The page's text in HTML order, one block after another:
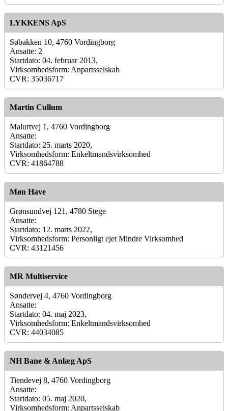
LYKKENS ApS
Søbakken 10, 4760 Vordingborg
Ansatte: 2
Startdato: 04. februar 2013,
Virksomhedsform: Anpartsselskab
CVR: 35036717
Martin Cullum
Malurtvej 1, 4760 Vordingborg
Ansatte:
Startdato: 25. marts 2020,
Virksomhedsform: Enkeltmandsvirksomhed
CVR: 41864788
Møn Have
Grønsundvej 121, 4780 Stege
Ansatte:
Startdato: 12. marts 2022,
Virksomhedsform: Personligt ejet Mindre Virksomhed
CVR: 43121456
MR Multiservice
Søndervej 4, 4760 Vordingborg
Ansatte:
Startdato: 04. maj 2023,
Virksomhedsform: Enkeltmandsvirksomhed
CVR: 44034085
NH Bane & Anlæg ApS
Tiendevej 8, 4760 Vordingborg
Ansatte:
Startdato: 05. maj 2020,
Virksomhedsform: Anpartsselskab